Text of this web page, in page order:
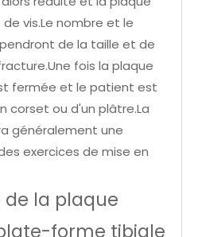
vis.Le nombre et le
de la taille et de
fois la plaque
fermée et le patient est
corset ou d'un plâtre.La
généralement une
exercices de mise en
la plaque
forme tibiale